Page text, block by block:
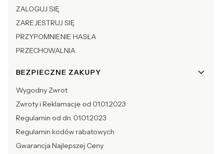
ZALOGUJ SIĘ
ZAREJESTRUJ SIĘ
PRZYPOMNIENIE HASŁA
PRZECHOWALNIA
BEZPIECZNE ZAKUPY
Wygodny Zwrot
Zwroty i Reklamacje od 01.01.2023
Regulamin od dn. 01.01.2023
Regulamin kodów rabatowych
Gwarancja Najlepszej Ceny